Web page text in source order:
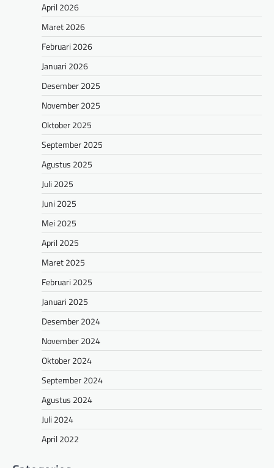
April 2026
Maret 2026
Februari 2026
Januari 2026
Desember 2025
November 2025
Oktober 2025
September 2025
Agustus 2025
Juli 2025
Juni 2025
Mei 2025
April 2025
Maret 2025
Februari 2025
Januari 2025
Desember 2024
November 2024
Oktober 2024
September 2024
Agustus 2024
Juli 2024
April 2022